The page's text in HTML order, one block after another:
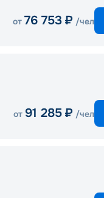
от 76 753 ₽ /чел
от 91 285 ₽ /чел